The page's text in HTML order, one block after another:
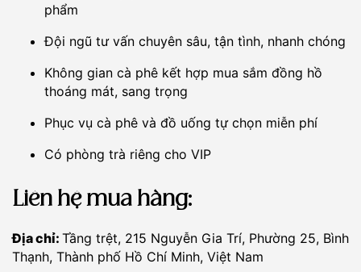
phẩm
Đội ngũ tư vấn chuyên sâu, tận tình, nhanh chóng
Không gian cà phê kết hợp mua sắm đồng hồ
thoáng mát, sang trọng
Phục vụ cà phê và đồ uống tự chọn miễn phí
Có phòng trà riêng cho VIP
Liên hệ mua hàng:
Địa chỉ: Tầng trệt, 215 Nguyễn Gia Trí, Phường 25, Bình
Thạnh, Thành phố Hồ Chí Minh, Việt Nam